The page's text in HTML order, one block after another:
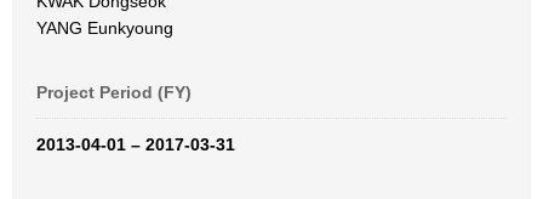
YANG Eunkyoung
Project Period (FY)
2013-04-01 – 2017-03-31